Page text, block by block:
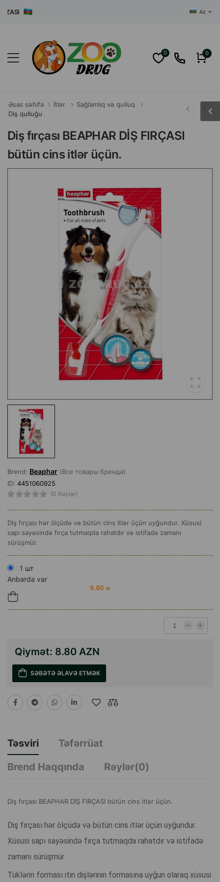
Az
0 0
Əsas səhifə İtlər
Sağlamlıq və qulluq
Diş qulluğu
Diş fırçası BEAPHAR DİŞ FIRÇASI
bütün cins itlər üçün.
Brend: Beaphar (Все товары бренда)
ID: 4451060925
(0 Rəylər)
Diş fırçası hər ölçüdə və bütün cins itlər üçün uyğundur. Xüsusi
sapı sayəsində fırça tutmaqda rahatdır və istifadə zamanı
sürüşmür.
1 шт
Anbarda var
8.80 ₼
Qiymət: 8.80 AZN
SƏBƏTƏ ƏLAVƏ ETMƏK
Təsviri
Təfərrüat
Brend Haqqında
Rəylər(0)
Diş fırçası BEAPHAR DİŞ FIRÇASI bütün cins itlər üçün.
Diş fırçası hər ölçüdə və bütün cins itlər üçün uyğundur.
Xüsusi sapı sayəsində fırça tutmaqda rahatdır və istifadə
zamanı sürüşmür.
Tüklərin forması itin dişlərinin formasına uyğun olaraq xüsusi